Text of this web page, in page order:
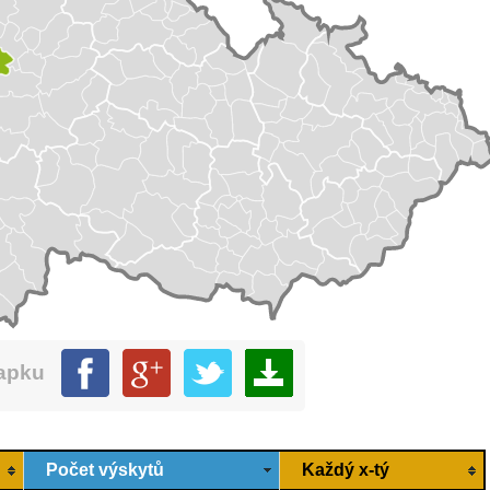
Počet výskytů Každý x-tý